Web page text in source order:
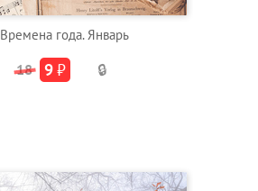
Времена года. Январь
18 9₽ 🔒